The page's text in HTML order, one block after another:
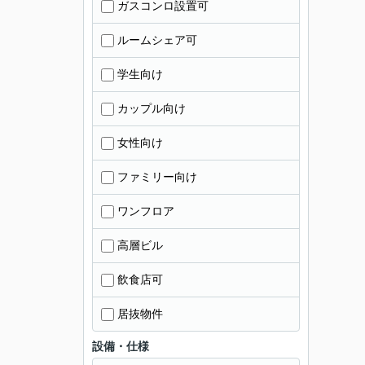
ガスコンロ設置可
ルームシェア可
学生向け
カップル向け
女性向け
ファミリー向け
ワンフロア
高層ビル
飲食店可
居抜物件
設備・仕様